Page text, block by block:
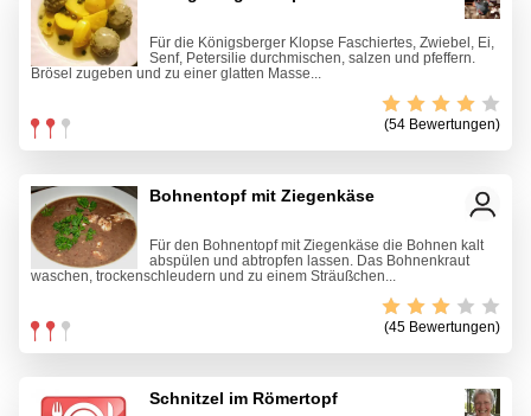
Für die Königsberger Klopse Faschiertes, Zwiebel, Ei,
Senf, Petersilie durchmischen, salzen und pfeffern.
Brösel zugeben und zu einer glatten Masse...
(54 Bewertungen)
Bohnentopf mit Ziegenkäse
Für den Bohnentopf mit Ziegenkäse die Bohnen kalt
abspülen und abtropfen lassen. Das Bohnenkraut
waschen, trockenschleudern und zu einem Sträußchen...
(45 Bewertungen)
Schnitzel im Römertopf